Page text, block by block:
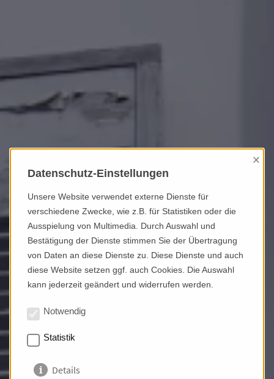
Komponistenviertel - Altbau
Lage: Komponistenviertel
Datenschutz-Einstellungen
×
Unsere Website verwendet externe Dienste für
verschiedene Zwecke, wie z.B. für Statistiken oder die
Ausspielung von Multimedia. Durch Auswahl und
Bestätigung der Dienste stimmen Sie der Übertragung
von Daten an diese Dienste zu. Diese Dienste und auch
diese Website setzen ggf. auch Cookies. Die Auswahl
kann jederzeit geändert und widerrufen werden.
Notwendig
Statistik
Details